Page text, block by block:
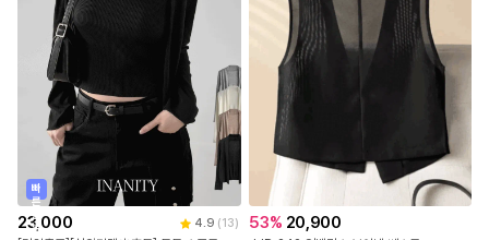
빠
른
출
발
23,000 4.9 (13) 53% 20,900